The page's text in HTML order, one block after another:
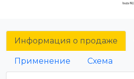
Информация о продаже
Применение Схема